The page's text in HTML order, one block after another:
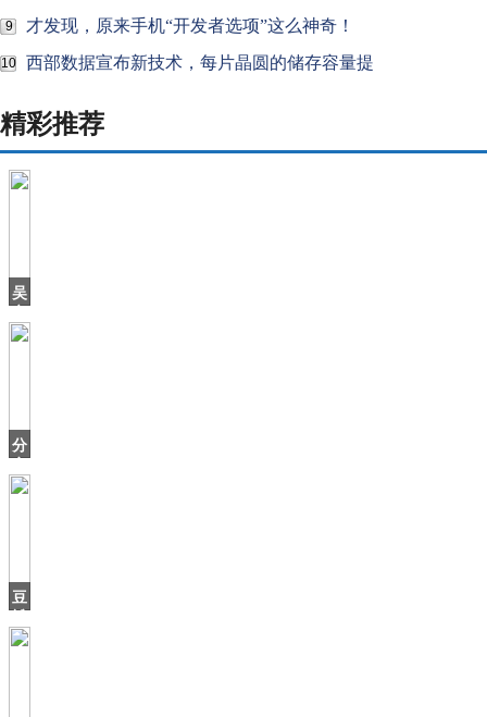
9 才发现，原来手机“开发者选项”这么神奇！
10 西部数据宣布新技术，每片晶圆的储存容量提
精彩推荐
吴
替
周
冬
分
大
败
技
豆
9.7